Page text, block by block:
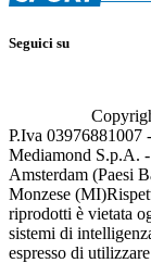
Seguici su
P.Iva 03976881007
Mediamond S.p.A.
Amsterdam (Paesi
Monzese (MI)
riprodotti è vietata
sistemi di
espresso di